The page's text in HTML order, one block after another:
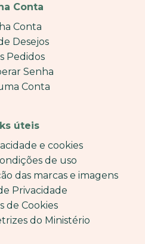
Conta
Conta
Desejos
Pedidos
Senha
Conta
úteis
e cookies
de uso
das marcas e imagens
Privacidade
de Cookies
do Ministério